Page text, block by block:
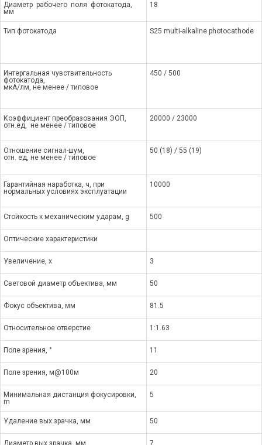
Диаметр рабочего поля фотокатода,
мм
18
Тип фотокатода S25 multi-alkaline photocathode
Интергальная чувствительность
фотокатода,
мкА/лм, не менее / типовое
450 / 500
Коэффициент преобразования ЭОП,
отн.ед, не менее / типовое
20000 / 23000
Отношение сигнал-шум,
отн. ед, не менее / типовое
50 (18) / 55 (19)
Гарантийная наработка, ч, при
нормальных условиях эксплуатации
10000
Стойкость к механическим ударам, g 500
Оптические характеристики
Увеличение, x 3
Световой диаметр объектива, мм 50
Фокус объектива, мм 81.5
Относительное отверстие 1:1.63
Поле зрения, ° 11
Поле зрения, м@100м 20
Минимальная дистанция фокусировки,
m
5
Удаление вых.зрачка, мм 50
Диаметр вых.зрачка, мм 7